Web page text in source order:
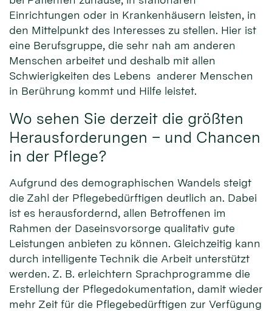
Einrichtungen oder in Krankenhäusern leisten, in
den Mittelpunkt des Interesses zu stellen. Hier ist
eine Berufsgruppe, die sehr nah am anderen
Menschen arbeitet und deshalb mit allen
Schwierigkeiten des Lebens anderer Menschen
in Berührung kommt und Hilfe leistet.
Wo sehen Sie derzeit die größten
Herausforderungen – und Chancen
in der Pflege?
Aufgrund des demographischen Wandels steigt
die Zahl der Pflegebedürftigen deutlich an. Dabei
ist es herausfordernd, allen Betroffenen im
Rahmen der Daseinsvorsorge qualitativ gute
Leistungen anbieten zu können. Gleichzeitig kann
durch intelligente Technik die Arbeit unterstützt
werden. Z. B. erleichtern Sprachprogramme die
Erstellung der Pflegedokumentation, damit wieder
mehr Zeit für die Pflegebedürftigen zur Verfügung